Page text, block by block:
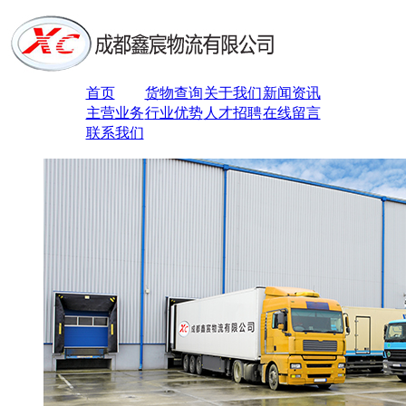
首页 货物查询关于我们新闻资讯
主营业务行业优势 人才招聘在线留言
联系我们